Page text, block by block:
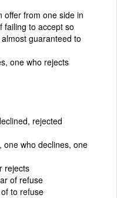
offer from one side in
failing to accept so
guaranteed to
one who rejects
rejected
one who declines, one
rejects
of refuse
to refuse